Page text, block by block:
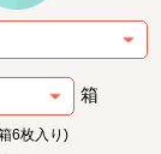
箱
6枚入り)